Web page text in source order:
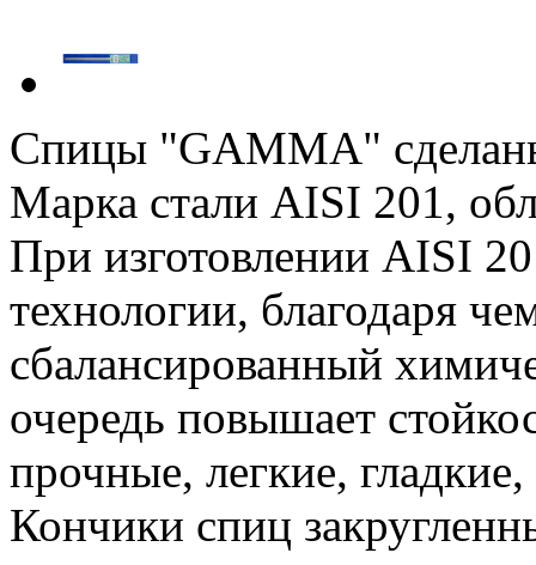
Спицы "GAMMA"
Марка стали AISI 201,
При изготовлении AISI
технологии, благодаря
сбалансированный
очередь повышает
прочные, легкие,
Кончики спиц